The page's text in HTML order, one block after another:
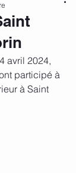
avril 2024,
participé à
à Saint